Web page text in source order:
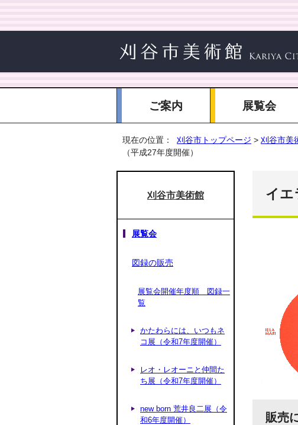
ご案内 展覧会
現在の位置： 刈谷市トップページ > 刈谷市美
（平成27年度開催）
イエ
販売
刈谷市美術館
展覧会
図録の販売
展覧会開催年度順 図録一
覧
かたわらには、いつもネ
コ展（令和7年度開催）
レオ・レオーニと仲間た
ち展（令和7年度開催）
new born 荒井良二展（令
和6年度開催）